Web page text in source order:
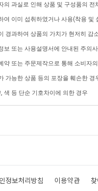
의 과실로 인해 상품 및 구성품의
여 이미 섭취하였거나 사용(착용 및
경과하여 상품의 가치가 현저히 감
보 또는 사용설명서에 안내된 주의
약 또는 주문제작으로 통해 소비자
가능한 상품 등의 포장을 훼손한 경
색 등 단순 기호차이에 의한 경우
정보처리방침 이용약관